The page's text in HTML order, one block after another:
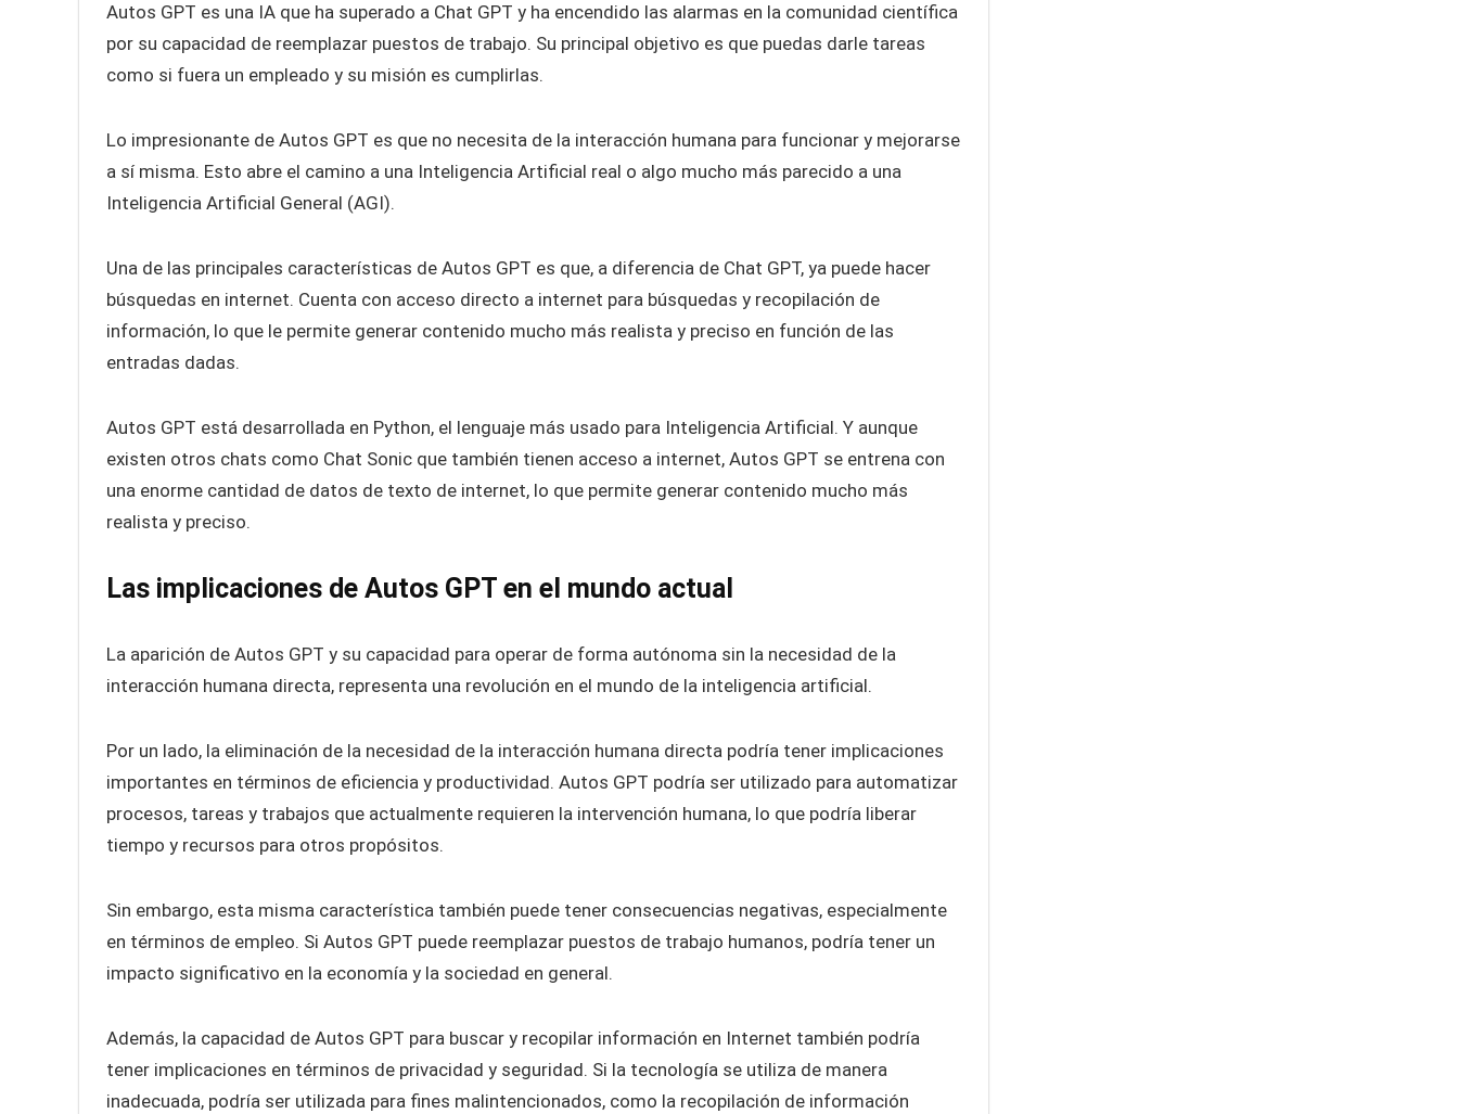
Autos GPT es una IA que ha superado a Chat GPT y ha encendido las alarmas en la comunidad científica
por su capacidad de reemplazar puestos de trabajo. Su principal objetivo es que puedas darle tareas
como si fuera un empleado y su misión es cumplirlas.
Lo impresionante de Autos GPT es que no necesita de la interacción humana para funcionar y mejorarse
a sí misma. Esto abre el camino a una Inteligencia Artificial real o algo mucho más parecido a una
Inteligencia Artificial General (AGI).
Una de las principales características de Autos GPT es que, a diferencia de Chat GPT, ya puede hacer
búsquedas en internet. Cuenta con acceso directo a internet para búsquedas y recopilación de
información, lo que le permite generar contenido mucho más realista y preciso en función de las
entradas dadas.
Autos GPT está desarrollada en Python, el lenguaje más usado para Inteligencia Artificial. Y aunque
existen otros chats como Chat Sonic que también tienen acceso a internet, Autos GPT se entrena con
una enorme cantidad de datos de texto de internet, lo que permite generar contenido mucho más
realista y preciso.
Las implicaciones de Autos GPT en el mundo actual
La aparición de Autos GPT y su capacidad para operar de forma autónoma sin la necesidad de la
interacción humana directa, representa una revolución en el mundo de la inteligencia artificial.
Por un lado, la eliminación de la necesidad de la interacción humana directa podría tener implicaciones
importantes en términos de eficiencia y productividad. Autos GPT podría ser utilizado para automatizar
procesos, tareas y trabajos que actualmente requieren la intervención humana, lo que podría liberar
tiempo y recursos para otros propósitos.
Sin embargo, esta misma característica también puede tener consecuencias negativas, especialmente
en términos de empleo. Si Autos GPT puede reemplazar puestos de trabajo humanos, podría tener un
impacto significativo en la economía y la sociedad en general.
Además, la capacidad de Autos GPT para buscar y recopilar información en Internet también podría
tener implicaciones en términos de privacidad y seguridad. Si la tecnología se utiliza de manera
inadecuada, podría ser utilizada para fines malintencionados, como la recopilación de información